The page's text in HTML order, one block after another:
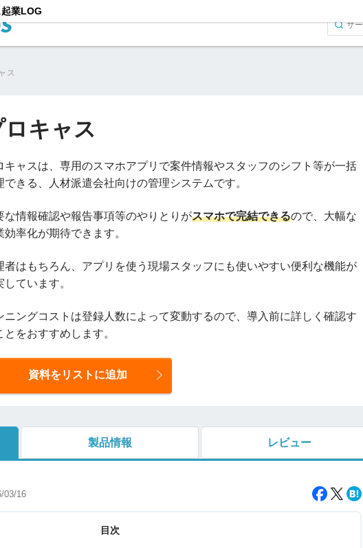
起業LOG
ス
ロキャス
キャスは、専用のスマホアプリで案件情報やスタッフのシフト等が一括
できる、人材派遣会社向けの管理システムです。
な情報確認や報告事項等のやりとりがスマホで完結できるので、大幅な
効率化が期待できます。
者はもちろん、アプリを使う現場スタッフにも使いやすい便利な機能が
しています。
ニングコストは登録人数によって変動するので、導入前に詳しく確認す
とをおすすめします。
資料をリストに追加
製品情報 レビュー
03/16
目次